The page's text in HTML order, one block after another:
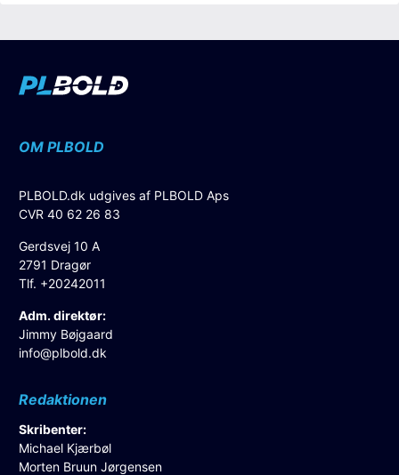
OM PLBOLD
PLBOLD.dk udgives af PLBOLD Aps
CVR 40 62 26 83
Gerdsvej 10 A
2791 Dragør
Tlf. +20242011
Adm. direktør:
Jimmy Bøjgaard
info@plbold.dk
Redaktionen
Skribenter:
Michael Kjærbøl
Morten Bruun Jørgensen